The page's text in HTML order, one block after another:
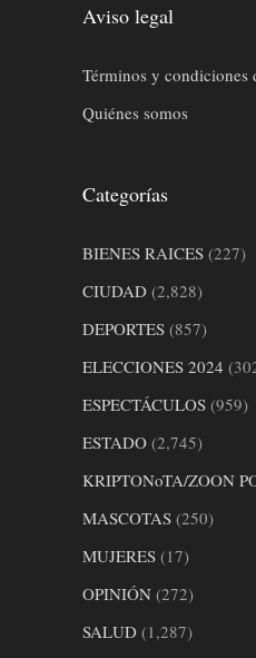
Aviso legal
Términos y condiciones
Quiénes somos
Categorías
BIENES RAICES (227)
CIUDAD (2,828)
DEPORTES (857)
ELECCIONES 2024
ESPECTÁCULOS (959)
ESTADO (2,745)
KRIPTONoTA/ZOON
MASCOTAS (250)
MUJERES (17)
OPINIÓN (272)
SALUD (1,287)